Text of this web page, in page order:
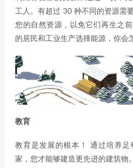
工人。有超过 30 种不同的资源需
您的自然资源，以免它们再生之
的居民和工业生产选择能源，你会
教育
教育是发展的根本！ 通过培养足
家，您才能够建造更先进的建筑物。